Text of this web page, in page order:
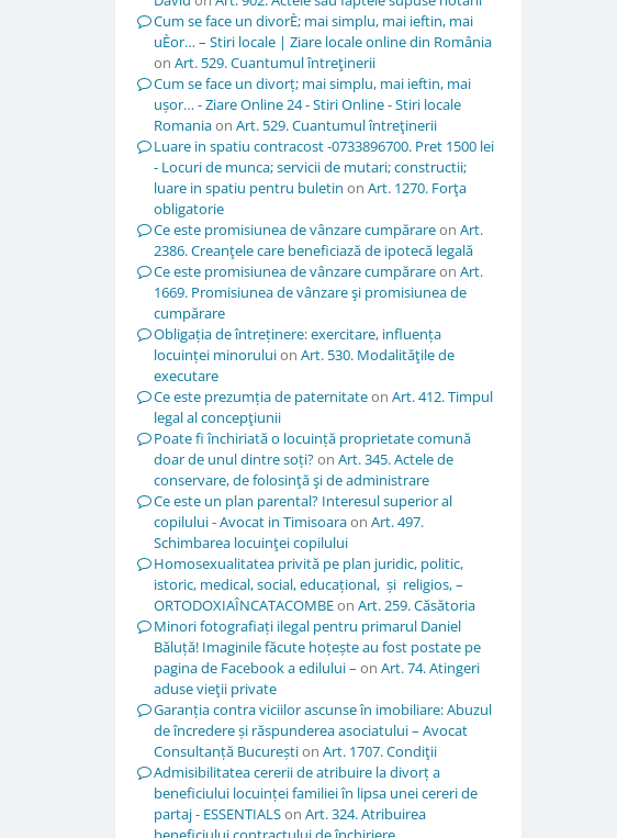
Cum se face un divorÈ; mai simplu, mai ieftin, mai
uÈor… – Stiri locale | Ziare locale online din România
on Art. 529. Cuantumul întreţinerii
Cum se face un divorț; mai simplu, mai ieftin, mai
ușor… - Ziare Online 24 - Stiri Online - Stiri locale
Romaniaon Art. 529. Cuantumul întreţinerii
Luare in spatiu contracost -0733896700. Pret 1500 lei
- Locuri de munca; servicii de mutari; constructii;
luare in spatiu pentru buletin on Art. 1270. Forţa
obligatorie
Ce este promisiunea de vânzare cumpărareon Art.
2386. Creanţele care beneficiază de ipotecă legală
Ce este promisiunea de vânzare cumpărareon Art.
1669. Promisiunea de vânzare şi promisiunea de
cumpărare
Obligația de întreținere: exercitare, influența
locuinței minoruluion Art. 530. Modalităţile de
executare
Ce este prezumția de paternitateon Art. 412. Timpul
legal al concepţiunii
Poate fi închiriată o locuință proprietate comună
doar de unul dintre soți?on Art. 345. Actele de
conservare, de folosinţă şi de administrare
Ce este un plan parental? Interesul superior al
copilului - Avocat in Timisoaraon Art. 497.
Schimbarea locuinţei copilului
Homosexualitatea privită pe plan juridic, politic,
istoric, medical, social, educațional, și religios, –
ORTODOXIAÎNCATACOMBEon Art. 259. Căsătoria
Minori fotografiați ilegal pentru primarul Daniel
Băluță! Imaginile făcute hoțește au fost postate pe
pagina de Facebook a edilului – on Art. 74. Atingeri
aduse vieţii private
Garanția contra viciilor ascunse în imobiliare: Abuzul
de încredere și răspunderea asociatului – Avocat
Consultanță Bucureștion Art. 1707. Condiţii
Admisibilitatea cererii de atribuire la divorț a
beneficiului locuinței familiei în lipsa unei cereri de
partaj - ESSENTIALSon Art. 324. Atribuirea